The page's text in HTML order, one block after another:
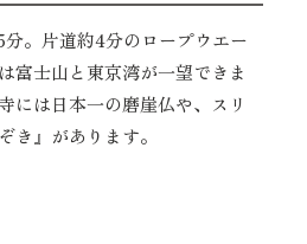
。片道約4分のロープウエー
富士山と東京湾が一望できま
には日本一の磨崖仏や、スリ
き』があります。